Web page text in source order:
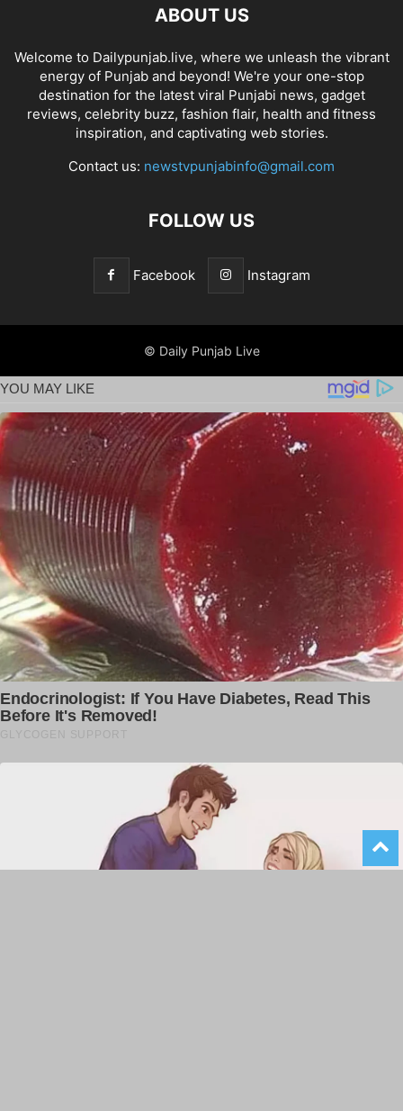
ABOUT US
Welcome to Dailypunjab.live, where we unleash the vibrant
energy of Punjab and beyond! We're your one-stop
destination for the latest viral Punjabi news, gadget
reviews, celebrity buzz, fashion flair, health and fitness
inspiration, and captivating web stories.
Contact us: newstvpunjabinfo@gmail.com
FOLLOW US
Facebook Instagram
© Daily Punjab Live